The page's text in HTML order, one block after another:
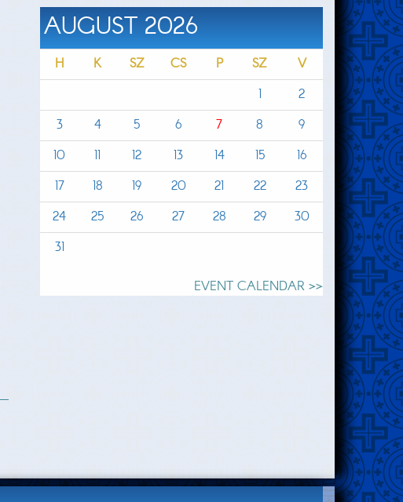
AUGUST 2026
H K SZ CS P SZ
V
1
2
3
4 5 6 7 8
9
10
11 12 13 14 15
16
17
18 19 20 21 22
23
24
25 26 27 28 29
30
31
EVENT CALENDAR >>